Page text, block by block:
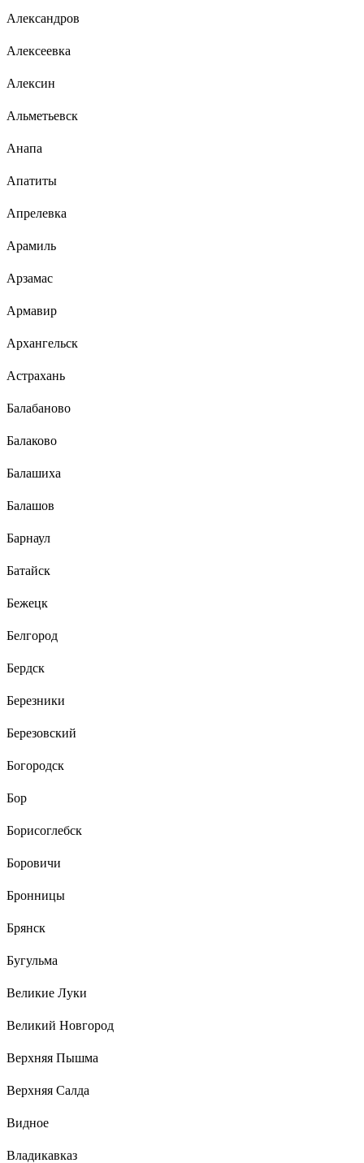
Александров
Алексеевка
Алексин
Альметьевск
Анапа
Апатиты
Апрелевка
Арамиль
Арзамас
Армавир
Архангельск
Астрахань
Балабаново
Балаково
Балашиха
Балашов
Барнаул
Батайск
Бежецк
Белгород
Бердск
Березники
Березовский
Богородск
Бор
Борисоглебск
Боровичи
Бронницы
Брянск
Бугульма
Великие Луки
Великий Новгород
Верхняя Пышма
Верхняя Салда
Видное
Владикавказ